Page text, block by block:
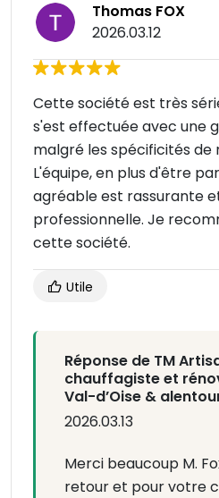
Thomas FOX
2026.03.12
Cette société est très
s'est effectuée avec une
malgré les spécificités de
L'équipe, en plus d'être
agréable est rassurante
professionnelle. Je
cette société.
Utile
Réponse de TM
chauffagiste et
Val-d’Oise &
2026.03.13
Merci beaucoup M.
retour et pour votre